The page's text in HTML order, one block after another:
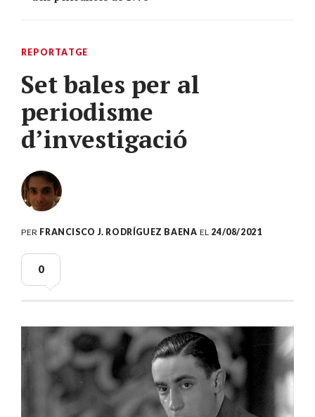
REPORTATGE
Set bales per al
periodisme
d’investigació
PER FRANCISCO J. RODRÍGUEZ BAENA EL 24/08/2021
0